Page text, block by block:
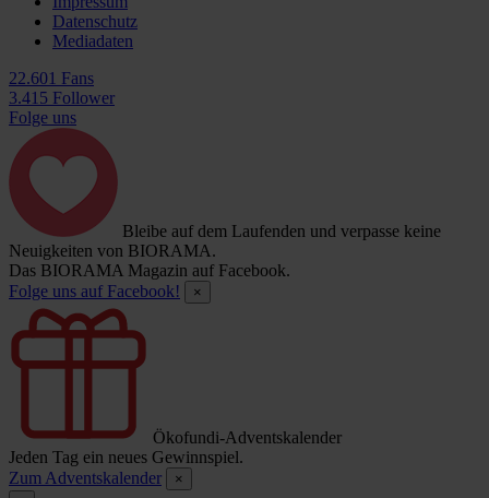
Datenschutz
Mediadaten
22.601 Fans
3.415 Follower
Folge uns
Bleibe auf dem Laufenden und verpasse keine
Neuigkeiten von BIORAMA.
Das BIORAMA Magazin auf Facebook.
Folge uns auf Facebook!
×
Ökofundi-Adventskalender
Jeden Tag ein neues Gewinnspiel.
Zum Adventskalender
×